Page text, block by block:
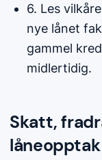
6. Les
nye lånet
gammel
midlertidig.
Skatt,
låneopptak